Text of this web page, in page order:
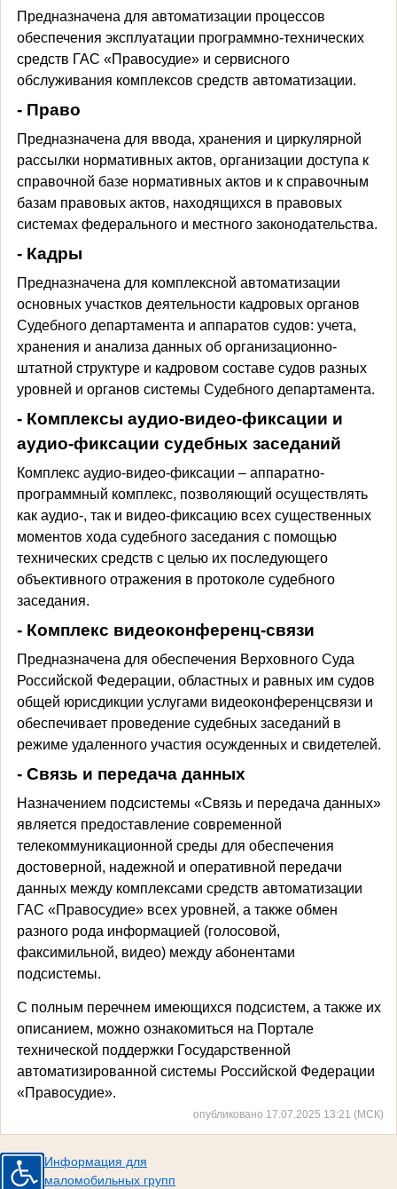
Предназначена для автоматизации процессов
обеспечения эксплуатации программно-технических
средств ГАС «Правосудие» и сервисного
обслуживания комплексов средств автоматизации.
- Право
Предназначена для ввода, хранения и циркулярной
рассылки нормативных актов, организации доступа к
справочной базе нормативных актов и к справочным
базам правовых актов, находящихся в правовых
системах федерального и местного законодательства.
- Кадры
Предназначена для комплексной автоматизации
основных участков деятельности кадровых органов
Судебного департамента и аппаратов судов: учета,
хранения и анализа данных об организационно-
штатной структуре и кадровом составе судов разных
уровней и органов системы Судебного департамента.
- Комплексы аудио-видео-фиксации и
аудио-фиксации судебных заседаний
Комплекс аудио-видео-фиксации – аппаратно-
программный комплекс, позволяющий осуществлять
как аудио-, так и видео-фиксацию всех существенных
моментов хода судебного заседания с помощью
технических средств с целью их последующего
объективного отражения в протоколе судебного
заседания.
- Комплекс видеоконференц-связи
Предназначена для обеспечения Верховного Суда
Российской Федерации, областных и равных им судов
общей юрисдикции услугами видеоконференцсвязи и
обеспечивает проведение судебных заседаний в
режиме удаленного участия осужденных и свидетелей.
- Связь и передача данных
Назначением подсистемы «Связь и передача данных»
является предоставление современной
телекоммуникационной среды для обеспечения
достоверной, надежной и оперативной передачи
данных между комплексами средств автоматизации
ГАС «Правосудие» всех уровней, а также обмен
разного рода информацией (голосовой,
факсимильной, видео) между абонентами
подсистемы.
С полным перечнем имеющихся подсистем, а также их
описанием, можно ознакомиться на Портале
технической поддержки Государственной
автоматизированной системы Российской Федерации
«Правосудие».
опубликовано 17.07.2025 13:21 (МСК)
Информация для
маломобильных групп